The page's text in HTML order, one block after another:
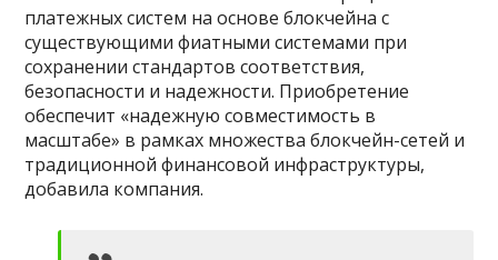
платежных систем на основе блокчейна с
существующими фиатными системами при
сохранении стандартов соответствия,
безопасности и надежности. Приобретение
обеспечит «надежную совместимость в
масштабе» в рамках множества блокчейн-сетей и
традиционной финансовой инфраструктуры,
добавила компания.